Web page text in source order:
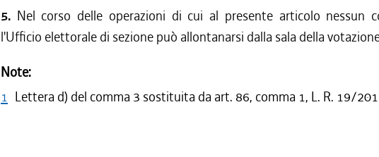
5. Nel corso delle operazioni di cui al presente articolo nessun
l'Ufficio elettorale di sezione può allontanarsi dalla sala della
Note:
1 Lettera d) del comma 3 sostituita da art. 86, comma 1, L. R. 19/